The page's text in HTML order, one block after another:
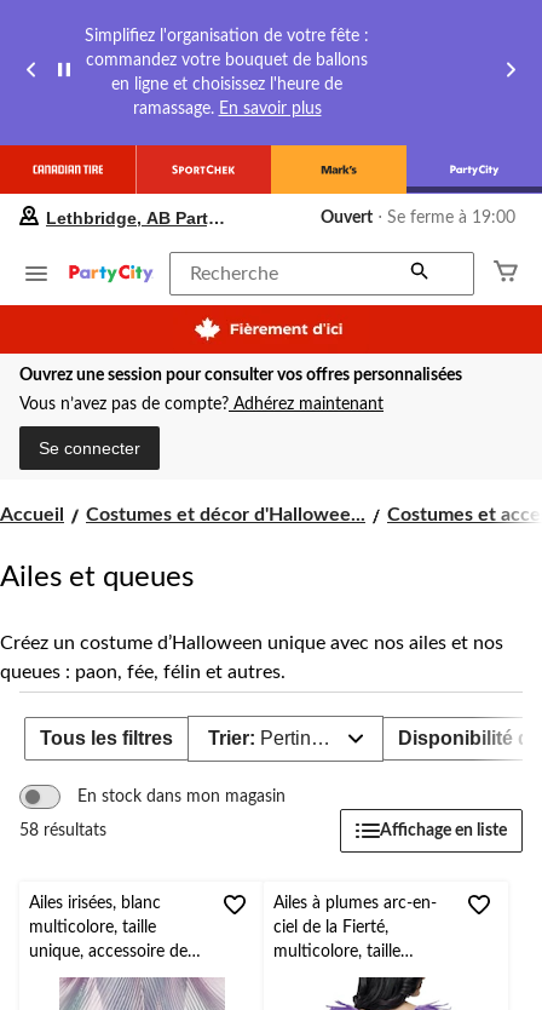
Simplifiez l'organisation de votre fête :
commandez votre bouquet de ballons
en ligne et choisissez l'heure de
ramassage. En savoir plus
préféré
Lethbridge,
Party
City,
courament
Ouvert,
cliquer
Lethbridge, AB Party City Ouvert ⋅ Se ferme à 19:00
Recherche
Ouvrez une session pour consulter vos offres personnalisées
Vous n’avez pas de compte? Adhérez maintenant
Se connecter
Accueil Costumes et décor d'Hallowee... Costumes et
Ailes et queues
Créez un costume d’Halloween unique avec nos ailes et nos
queues : paon, fée, félin et autres.
Tous les filtres Trier: Pertinence Disponibilité
En stock dans mon magasin
58 résultats
Affichage en liste
Ailes irisées, blanc
multicolore, taille
unique, accessoire de
costume à porter pour
l'Halloween
Ailes à plumes arc-en-
ciel de la Fierté,
multicolore, taille